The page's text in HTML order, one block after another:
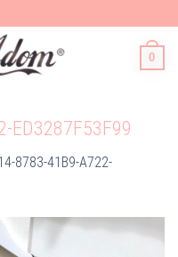
0
ED3287F53F99
8783-41B9-A722-